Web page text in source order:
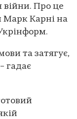
Про це
Марк Карні на
та затягує,
гадає